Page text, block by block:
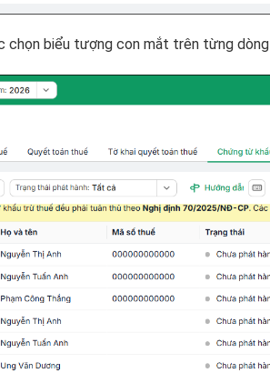
chọn biểu tượng con mắt trên từng dòng